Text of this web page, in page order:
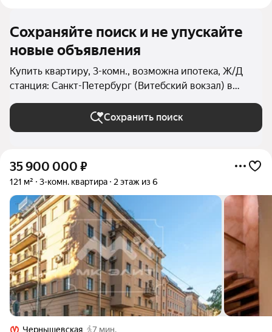
Сохраняйте поиск и не упускайте
новые объявления
Купить квартиру, 3-комн., возможна ипотека, Ж/Д
станция: Санкт-Петербург (Витебский вокзал) в
Санкт-Петербурге и ЛО
Сохранить поиск
35 900 000 ₽
121 м² 3-комн. квартира 2 этаж из 6
Чернышевская 7 мин.